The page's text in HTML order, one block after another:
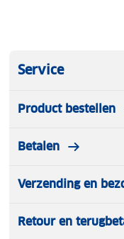
Service
Product bestellen
Betalen
Verzending en
Retour en